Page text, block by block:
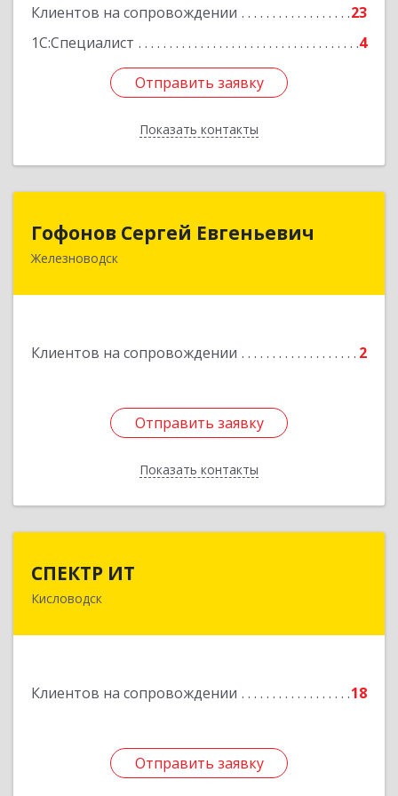
Клиентов на сопровождении
23
1С:Специалист
4
Отправить заявку
Показать контакты
Отправить заявку
Назад
Гофонов Сергей Евгеньевич
Железноводск
Клиентов на сопровождении 2
Отправить заявку
Показать контакты
Гофонов Сергей Евгеньевич
Отправить заявку
Назад
СПЕКТР ИТ
Кисловодск
Клиентов на сопровождении 18
Отправить заявку
357736, Ставропольский край, Кисловодск г,
Отправить заявку